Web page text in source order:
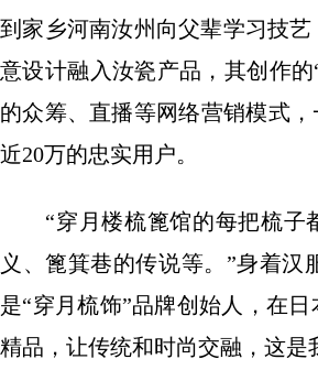
到家乡河南汝州向父辈学习技
意设计融入汝瓷产品，其创作
的众筹、直播等网络营销模式
近20万的忠实用户。
“穿月楼梳篦馆的每把梳子都
义、篦箕巷的传说等。”身着汉
是“穿月梳饰”品牌创始人，在
精品，让传统和时尚交融，这